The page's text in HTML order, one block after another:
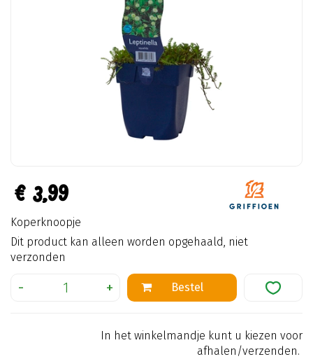
€ 3,99
Koperknoopje
Dit product kan alleen worden opgehaald, niet
verzonden
In het winkelmandje kunt u kiezen voor
afhalen/verzenden.